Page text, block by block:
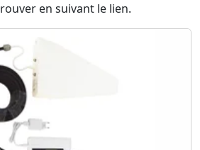
en suivant le lien.